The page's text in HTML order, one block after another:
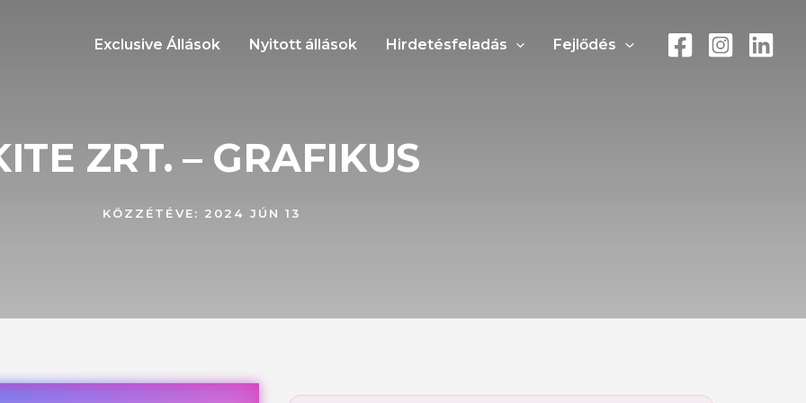
Exclusive Állások Nyitott állások Hirdetésfeladás Fejlődés
ZRT. – GRAFIKUS
KÖZZÉTÉVE: 2024 JÚN 13